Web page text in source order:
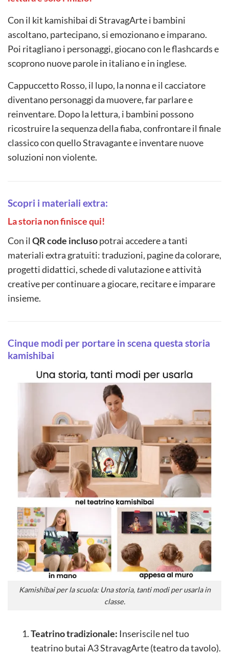
Con il kit kamishibai di StravagArte i bambini
ascoltano, partecipano, si emozionano e imparano.
Poi ritagliano i personaggi, giocano con le flashcards e
scoprono nuove parole in italiano e in inglese.
Cappuccetto Rosso, il lupo, la nonna e il cacciatore
diventano personaggi da muovere, far parlare e
reinventare. Dopo la lettura, i bambini possono
ricostruire la sequenza della fiaba, confrontare il finale
classico con quello Stravagante e inventare nuove
soluzioni non violente.
Scopri i materiali extra:
La storia non finisce qui!
Con il QR code inclusopotrai accedere a tanti
materiali extra gratuiti: traduzioni, pagine da colorare,
progetti didattici, schede di valutazione e attività
creative per continuare a giocare, recitare e imparare
insieme.
Cinque modi per portare in scena questa storia
kamishibai
Kamishibai per la scuola: Una storia, tanti modi per usarla in
classe.
Teatrino tradizionale: Inseriscile nel tuo
teatrino butai A3 StravagArte (teatro da tavolo).